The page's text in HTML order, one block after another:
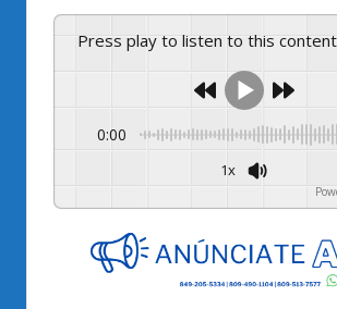
Press play to listen to this content
0:00
1x